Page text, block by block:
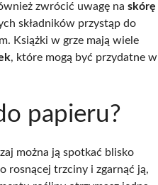
zwrócić uwagę na skórę
składników przystąp do
Książki w grze mają wiele
, które mogą być przydatne w
papieru?
można ją spotkać blisko
rosnącej trzciny i zgarnąć ją,